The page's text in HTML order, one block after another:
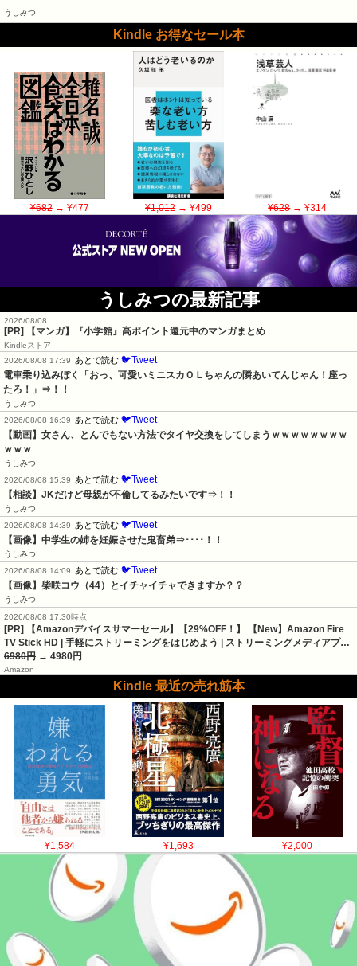
うしみつ
Kindle お得なセール本
¥682→ ¥477 ¥1,012→ ¥499 ¥628→ ¥314
うしみつの最新記事
2026/08/08
[PR] 【マンガ】『小学館』高ポイント還元中のマンガまとめ
Kindleストア
2026/08/08 17:39
あとで読む 🐦Tweet
電車乗り込みぼく「おっ、可愛いミニスカＯＬちゃんの隣あいてんじゃん！座っ
たろ！」⇒！！
うしみつ
2026/08/08 16:39
あとで読む 🐦Tweet
【動画】女さん、とんでもない方法でタイヤ交換をしてしまうｗｗｗｗｗｗｗｗ
ｗｗｗ
うしみつ
2026/08/08 15:39
あとで読む 🐦Tweet
【相談】JKだけど母親が不倫してるみたいです⇒！！
うしみつ
2026/08/08 14:39
あとで読む 🐦Tweet
【画像】中学生の姉を妊娠させた鬼畜弟⇒････！！
うしみつ
2026/08/08 14:09
あとで読む 🐦Tweet
【画像】柴咲コウ（44）とイチャイチャできますか？？
うしみつ
2026/08/08 17:30時点
[PR] 【Amazonデバイスサマーセール】【29%OFF！】 【New】Amazon Fire
TV Stick HD | 手軽にストリーミングをはじめよう | ストリーミングメディアプ…
6980円 → 4980円
Amazon
Kindle 最近の売れ筋本
¥1,584 ¥1,693 ¥2,000